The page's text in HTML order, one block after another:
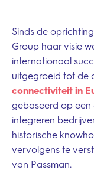
Sinds de
Group haar visie
internationaal
uitgegroeid tot de
connectiviteit in
gebaseerd op
integreren
historische
vervolgens te
van Passman.